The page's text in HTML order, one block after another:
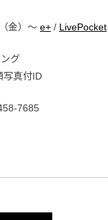
金）〜 e+ / LivePocket
グ
真付ID
7685